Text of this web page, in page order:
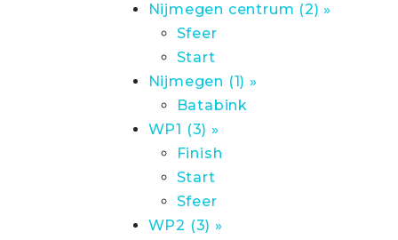
Nijmegen centrum (2) »
Sfeer
Start
Nijmegen (1) »
Batabink
WP1 (3) »
Finish
Start
Sfeer
WP2 (3) »